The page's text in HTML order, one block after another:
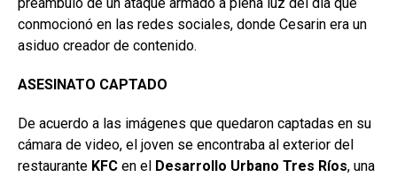
conmocionó en las redes sociales, donde Cesarin era un
asiduo creador de contenido.
ASESINATO CAPTADO
De acuerdo a las imágenes que quedaron captadas en su
cámara de video, el joven se encontraba al exterior del
restaurante KFC en el Desarrollo Urbano Tres Ríos, una